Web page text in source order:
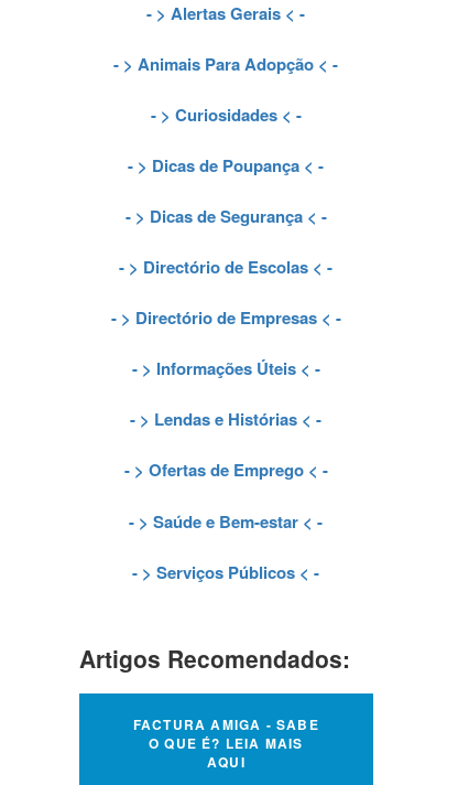
- >Alertas Gerais < -
- >Animais Para Adopção < -
- > Curiosidades< -
- > Dicas de Poupança < -
- > Dicas de Segurança< -
- > Directório de Escolas < -
- > Directório de Empresas< -
- > Informações Úteis< -
- > Lendas e Histórias < -
- > Ofertas de Emprego< -
- >Saúde e Bem-estar < -
- >Serviços Públicos < -
Artigos Recomendados:
FACTURA AMIGA - SABE
O QUE É? LEIA MAIS
AQUI